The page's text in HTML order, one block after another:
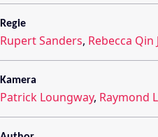
Regie
Rupert Sanders, Rebecca Qin
Kamera
Patrick Loungway, Raymond